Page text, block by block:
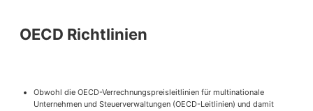
OECD Richtlinien
Obwohl die OECD-Verrechnungspreisleitlinien für multinationale
Unternehmen und Steuerverwaltungen (OECD-Leitlinien) und damit